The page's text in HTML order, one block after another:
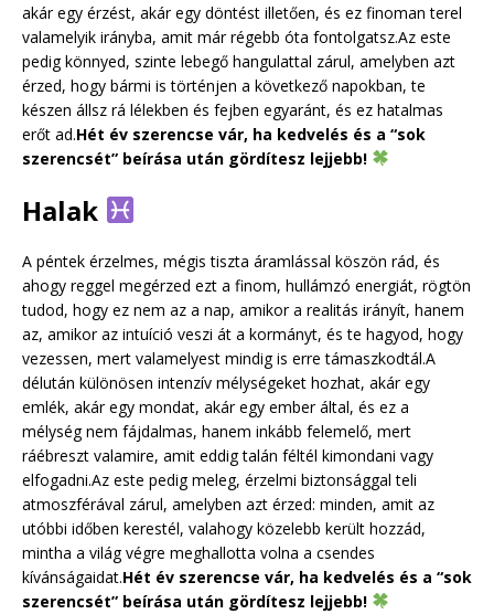
akár egy érzést, akár egy döntést illetően, és ez finoman terel
valamelyik irányba, amit már régebb óta fontolgatsz.Az este
pedig könnyed, szinte lebegő hangulattal zárul, amelyben azt
érzed, hogy bármi is történjen a következő napokban, te
készen állsz rá lélekben és fejben egyaránt, és ez hatalmas
erőt ad.Hét év szerencse vár, ha kedvelés és a “sok
szerencsét” beírása után gördítesz lejjebb!
Halak
A péntek érzelmes, mégis tiszta áramlással köszön rád, és
ahogy reggel megérzed ezt a finom, hullámzó energiát, rögtön
tudod, hogy ez nem az a nap, amikor a realitás irányít, hanem
az, amikor az intuíció veszi át a kormányt, és te hagyod, hogy
vezessen, mert valamelyest mindig is erre támaszkodtál.A
délután különösen intenzív mélységeket hozhat, akár egy
emlék, akár egy mondat, akár egy ember által, és ez a
mélység nem fájdalmas, hanem inkább felemelő, mert
ráébreszt valamire, amit eddig talán féltél kimondani vagy
elfogadni.Az este pedig meleg, érzelmi biztonsággal teli
atmoszférával zárul, amelyben azt érzed: minden, amit az
utóbbi időben kerestél, valahogy közelebb került hozzád,
mintha a világ végre meghallotta volna a csendes
kívánságaidat.Hét év szerencse vár, ha kedvelés és a “sok
szerencsét” beírása után gördítesz lejjebb!